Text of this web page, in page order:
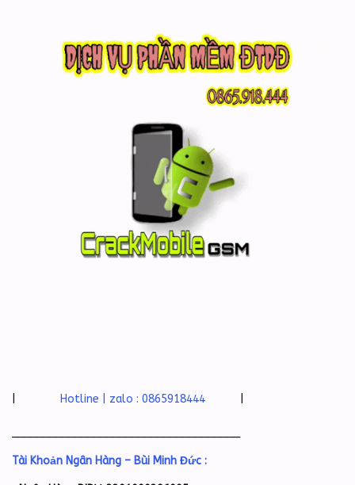
Hotline | zalo : 0865918444
Tài Khoản Ngân Hàng – Bùi Minh Đức :